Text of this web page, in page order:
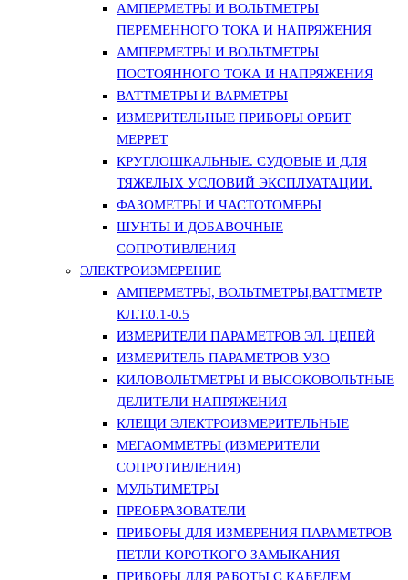
АМПЕРМЕТРЫ И ВОЛЬТМЕТРЫ
ПЕРЕМЕННОГО ТОКА И НАПРЯЖЕНИЯ
АМПЕРМЕТРЫ И ВОЛЬТМЕТРЫ
ПОСТОЯННОГО ТОКА И НАПРЯЖЕНИЯ
ВАТТМЕТРЫ И ВАРМЕТРЫ
ИЗМЕРИТЕЛЬНЫЕ ПРИБОРЫ ОРБИТ
МЕРРЕТ
КРУГЛОШКАЛЬНЫЕ. СУДОВЫЕ И ДЛЯ
ТЯЖЕЛЫХ УСЛОВИЙ ЭКСПЛУАТАЦИИ.
ФАЗОМЕТРЫ И ЧАСТОТОМЕРЫ
ШУНТЫ И ДОБАВОЧНЫЕ
СОПРОТИВЛЕНИЯ
ЭЛЕКТРОИЗМЕРЕНИЕ
АМПЕРМЕТРЫ, ВОЛЬТМЕТРЫ,ВАТТМЕТР
КЛ.Т.0.1-0.5
ИЗМЕРИТЕЛИ ПАРАМЕТРОВ ЭЛ. ЦЕПЕЙ
ИЗМЕРИТЕЛЬ ПАРАМЕТРОВ УЗО
КИЛОВОЛЬТМЕТРЫ И ВЫСОКОВОЛЬТНЫЕ
ДЕЛИТЕЛИ НАПРЯЖЕНИЯ
КЛЕЩИ ЭЛЕКТРОИЗМЕРИТЕЛЬНЫЕ
МЕГАОММЕТРЫ (ИЗМЕРИТЕЛИ
СОПРОТИВЛЕНИЯ)
МУЛЬТИМЕТРЫ
ПРЕОБРАЗОВАТЕЛИ
ПРИБОРЫ ДЛЯ ИЗМЕРЕНИЯ ПАРАМЕТРОВ
ПЕТЛИ КОРОТКОГО ЗАМЫКАНИЯ
ПРИБОРЫ ДЛЯ РАБОТЫ С КАБЕЛЕМ